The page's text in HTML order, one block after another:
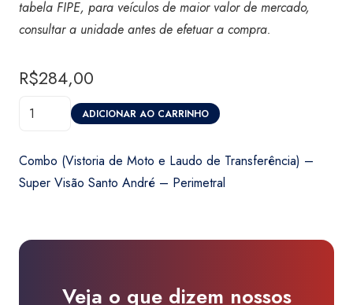
tabela FIPE, para veículos de maior valor de mercado,
consultar a unidade antes de efetuar a compra.
R$284,00
Combo
de
ADICIONAR AO CARRINHO
Combo (Vistoria de Moto e Laudo de Transferência) –
Super Visão Santo André – Perimetral
Veja o que dizem nossos